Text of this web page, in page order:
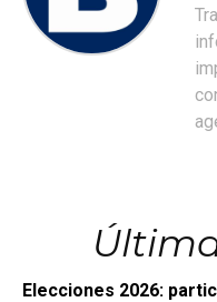
Elecciones 2026: